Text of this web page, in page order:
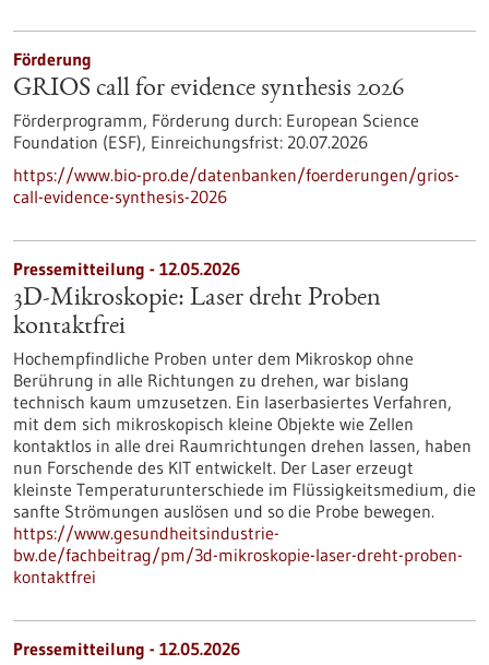
Förderung
GRIOS call for evidence synthesis 2026
Förderprogramm, Förderung durch: European Science
Foundation (ESF), Einreichungsfrist: 20.07.2026
https://www.bio-pro.de/datenbanken/foerderungen/grios-
call-evidence-synthesis-2026
Pressemitteilung - 12.05.2026
3D-Mikroskopie: Laser dreht Proben
kontaktfrei
Hochempfindliche Proben unter dem Mikroskop ohne
Berührung in alle Richtungen zu drehen, war bislang
technisch kaum umzusetzen. Ein laserbasiertes Verfahren,
mit dem sich mikroskopisch kleine Objekte wie Zellen
kontaktlos in alle drei Raumrichtungen drehen lassen, haben
nun Forschende des KIT entwickelt. Der Laser erzeugt
kleinste Temperaturunterschiede im Flüssigkeitsmedium, die
sanfte Strömungen auslösen und so die Probe bewegen.
https://www.gesundheitsindustrie-
bw.de/fachbeitrag/pm/3d-mikroskopie-laser-dreht-proben-
kontaktfrei
Pressemitteilung - 12.05.2026